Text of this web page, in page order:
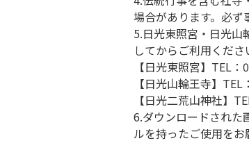
場合があります。必ず
5.日光東照宮・日光山
してからご利用くださ
【日光東照宮】TEL
【日光山輪王寺】
【日光二荒山神社】
6.ダウンロードされた
ルを持ったご使用をお